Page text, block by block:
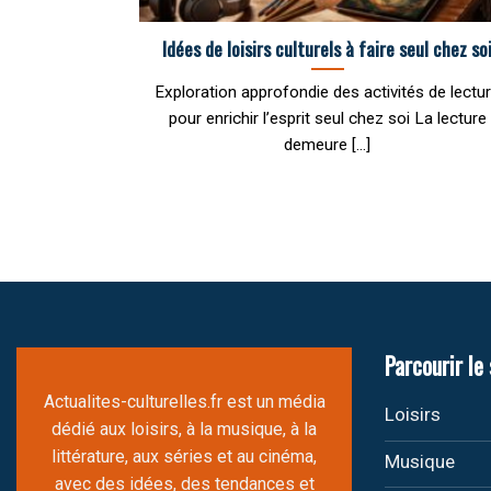
Idées de loisirs culturels à faire seul chez soi
Exploration approfondie des activités de
pour enrichir l’esprit seul chez soi La lecture
demeure [...]
Actualites-culturelles.fr est un média
dédié aux loisirs, à la musique, à la
littérature, aux séries et au cinéma,
avec des idées, des tendances et
Parcourir
Loisirs
Musique